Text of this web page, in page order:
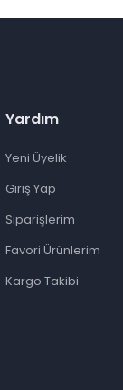
Yardım
Yeni Üyelik
Giriş Yap
Siparişlerim
Favori Ürünlerim
Kargo Takibi